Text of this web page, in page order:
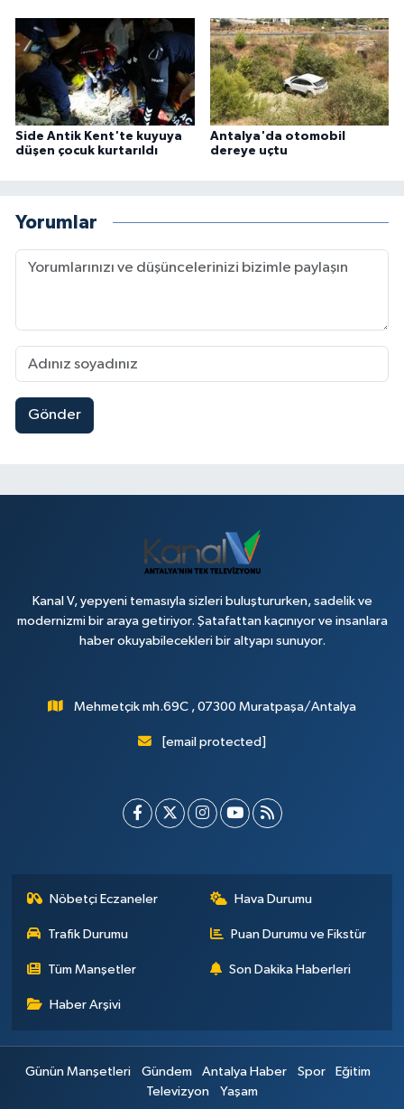
Side Antik Kent'te kuyuya
düşen çocuk kurtarıldı
Antalya'da otomobil
dereye uçtu
Yorumlar
Gönder
Kanal V, yepyeni temasıyla sizleri buluştururken, sadelik ve
modernizmi bir araya getiriyor. Şatafattan kaçınıyor ve insanlara
haber okuyabilecekleri bir altyapı sunuyor.
Mehmetçik mh.69C , 07300 Muratpaşa/Antalya
[email protected]
Nöbetçi Eczaneler Hava Durumu
Trafik Durumu Puan Durumu ve Fikstür
Tüm Manşetler Son Dakika Haberleri
Haber Arşivi
Günün Manşetleri Gündem Antalya Haber Spor
Eğitim
Televizyon
Yaşam